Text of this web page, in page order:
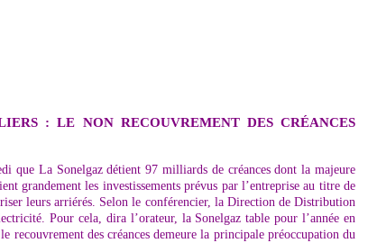
: LE NON RECOUVREMENT DES CRÉANCES
que La Sonelgaz détient 97 milliards de créances dont la majeure
grandement les investissements prévus par l’entreprise au titre de
leurs arriérés. Selon le conférencier, la Direction de Distribution
Pour cela, dira l’orateur, la Sonelgaz table pour l’année en
des créances demeure la principale préoccupation du